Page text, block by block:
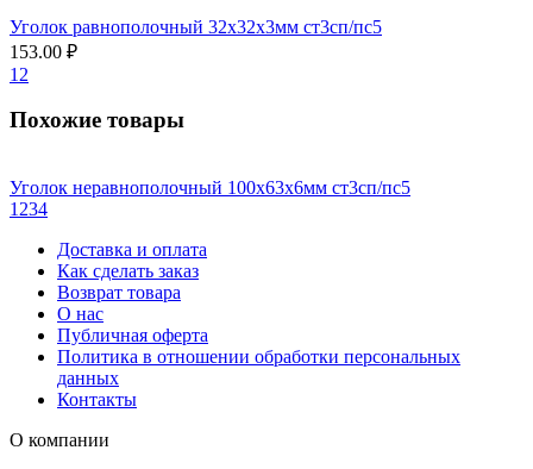
Уголок равнополочный 32х32х3мм ст3сп/пс5
153.00 ₽
1 2
Похожие товары
Уголок неравнополочный 100х63х6мм ст3сп/пс5
1 234
Доставка и оплата
Как сделать заказ
Возврат товара
О нас
Публичная оферта
Политика в отношении обработки персональных
данных
Контакты
О компании